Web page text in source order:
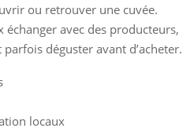
ou retrouver une cuvée.
échanger avec des producteurs,
déguster avant d’acheter.
locaux